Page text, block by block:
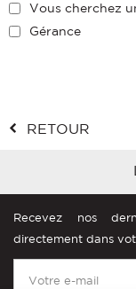
Vous cherchez
Gérance
RETOUR
Recevez nos
directement dans